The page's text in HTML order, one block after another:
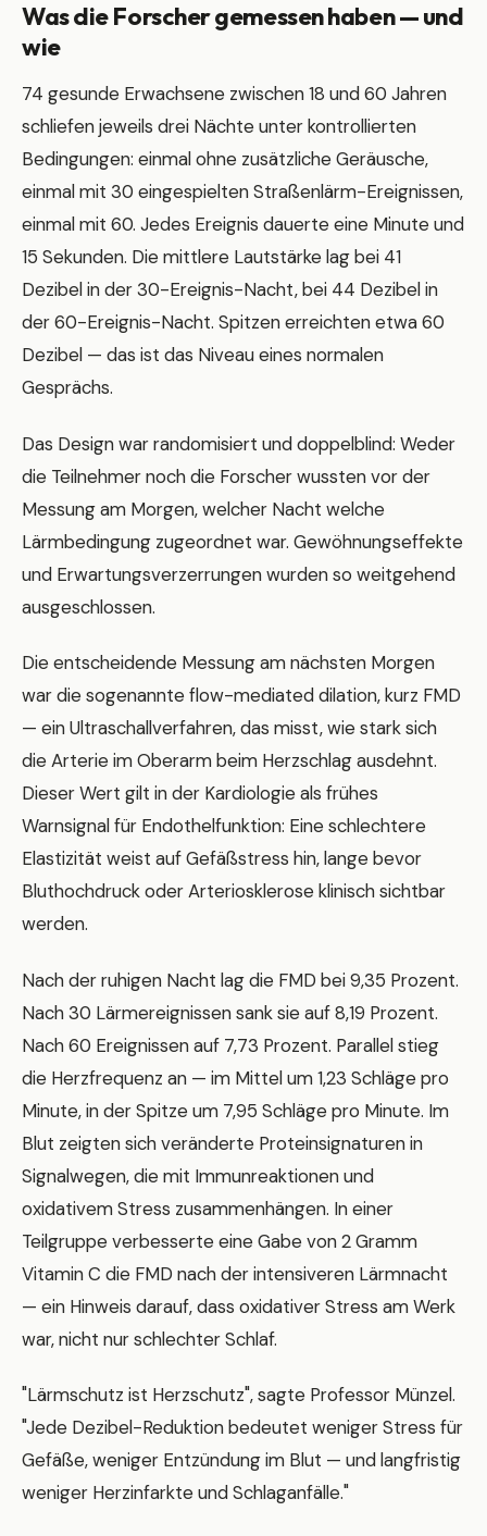
Was die Forscher gemessen haben — und
wie
74 gesunde Erwachsene zwischen 18 und 60 Jahren
schliefen jeweils drei Nächte unter kontrollierten
Bedingungen: einmal ohne zusätzliche Geräusche,
einmal mit 30 eingespielten Straßenlärm-Ereignissen,
einmal mit 60. Jedes Ereignis dauerte eine Minute und
15 Sekunden. Die mittlere Lautstärke lag bei 41
Dezibel in der 30-Ereignis-Nacht, bei 44 Dezibel in
der 60-Ereignis-Nacht. Spitzen erreichten etwa 60
Dezibel — das ist das Niveau eines normalen
Gesprächs.
Das Design war randomisiert und doppelblind: Weder
die Teilnehmer noch die Forscher wussten vor der
Messung am Morgen, welcher Nacht welche
Lärmbedingung zugeordnet war. Gewöhnungseffekte
und Erwartungsverzerrungen wurden so weitgehend
ausgeschlossen.
Die entscheidende Messung am nächsten Morgen
war die sogenannte flow-mediated dilation, kurz FMD
— ein Ultraschallverfahren, das misst, wie stark sich
die Arterie im Oberarm beim Herzschlag ausdehnt.
Dieser Wert gilt in der Kardiologie als frühes
Warnsignal für Endothelfunktion: Eine schlechtere
Elastizität weist auf Gefäßstress hin, lange bevor
Bluthochdruck oder Arteriosklerose klinisch sichtbar
werden.
Nach der ruhigen Nacht lag die FMD bei 9,35 Prozent.
Nach 30 Lärmereignissen sank sie auf 8,19 Prozent.
Nach 60 Ereignissen auf 7,73 Prozent. Parallel stieg
die Herzfrequenz an — im Mittel um 1,23 Schläge pro
Minute, in der Spitze um 7,95 Schläge pro Minute. Im
Blut zeigten sich veränderte Proteinsignaturen in
Signalwegen, die mit Immunreaktionen und
oxidativem Stress zusammenhängen. In einer
Teilgruppe verbesserte eine Gabe von 2 Gramm
Vitamin C die FMD nach der intensiveren Lärmnacht
— ein Hinweis darauf, dass oxidativer Stress am Werk
war, nicht nur schlechter Schlaf.
"Lärmschutz ist Herzschutz", sagte Professor Münzel.
"Jede Dezibel-Reduktion bedeutet weniger Stress für
Gefäße, weniger Entzündung im Blut — und langfristig
weniger Herzinfarkte und Schlaganfälle."